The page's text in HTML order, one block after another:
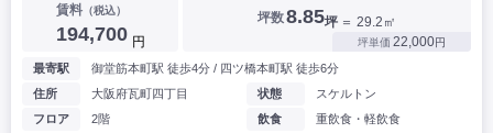
賃料（税込）
194,700 円
坪数8.85坪 ＝ 29.2㎡
坪単価 22,000円
最寄駅
御堂筋本町駅 徒歩4分 / 四ツ橋本町駅 徒歩6分
住所
大阪府瓦町四丁目
フロア
2階
状態
スケルトン
飲食
重飲食・軽飲食